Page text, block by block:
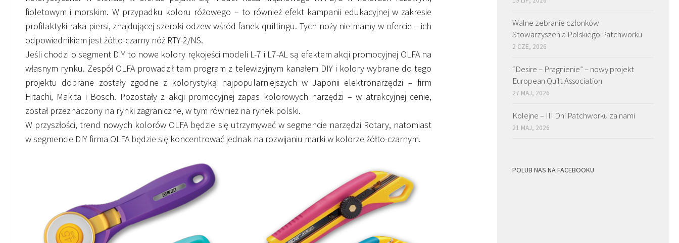
fioletowym i morskim. W przypadku koloru różowego – to również efekt kampanii edukacyjnej w zakresie
profilaktyki raka piersi, znajdującej szeroki odzew wśród fanek quiltingu. Tych noży nie mamy w ofercie – ich
odpowiednikiem jest żółto-czarny nóż RTY-2/NS.
Jeśli chodzi o segment DIY to nowe kolory rękojeści modeli L-7 i L7-AL są efektem akcji promocyjnej OLFA na
własnym rynku. Zespół OLFA prowadził tam program z telewizyjnym kanałem DIY i kolory wybrane do tego
projektu dobrane zostały zgodne z kolorystyką najpopularniejszych w Japonii elektronarzędzi – firm
Hitachi, Makita i Bosch. Pozostały z akcji promocyjnej zapas kolorowych narzędzi – w atrakcyjnej cenie,
został przeznaczony na rynki zagraniczne, w tym również na rynek polski.
W przyszłości, trend nowych kolorów OLFA będzie się utrzymywać w segmencie narzędzi Rotary, natomiast
w segmencie DIY firma OLFA będzie się koncentrować jednak na rozwijaniu marki w kolorze żółto-czarnym.
Walne zebranie członków
Stowarzyszenia Polskiego Patchworku
2 CZE, 2026
“Desire – Pragnienie” – nowy projekt
European Quilt Association
27 MAJ, 2026
Kolejne – III Dni Patchworku za nami
21 MAJ, 2026
POLUB NAS NA FACEBOOKU